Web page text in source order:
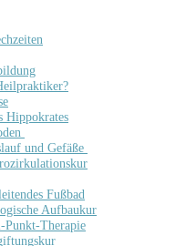
Hippokrates
und Gefäße
Fußbad
Aufbaukur
Punkt-Therapie